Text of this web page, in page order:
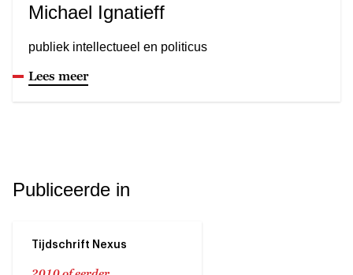
Michael Ignatieff
publiek intellectueel en politicus
Lees meer
Publiceerde in
Tijdschrift Nexus